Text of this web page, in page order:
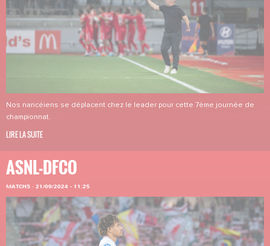
Nos nancéiens se déplacent chez le leader pour cette 7ème journée de
championnat.
LIRE LA SUITE
ASNL-DFCO
MATCHS · 21/09/2024 - 11:25